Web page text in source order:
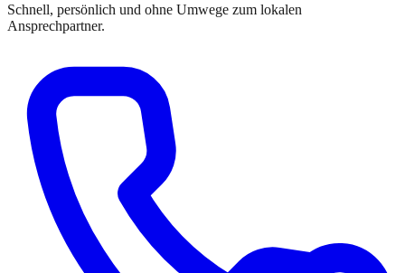
Schnell, persönlich und ohne Umwege zum lokalen
Ansprechpartner.